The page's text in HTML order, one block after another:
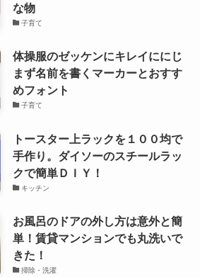
な物
子育て
体操服のゼッケンにキレイににじ
まず名前を書くマーカーとおすす
めフォント
子育て
トースター上ラックを１００均で
手作り。ダイソーのスチールラッ
クで簡単ＤＩＹ！
キッチン
お風呂のドアの外し方は意外と簡
単！賃貸マンションでも丸洗いで
きた！
掃除・洗濯